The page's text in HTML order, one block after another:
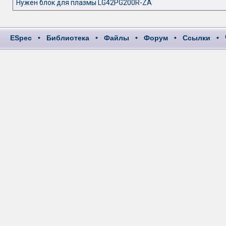
Нужен блок для плазмы LG42PG200R-ZA
ESpec • Библиотека • Файлы • Форум • Ссылки •